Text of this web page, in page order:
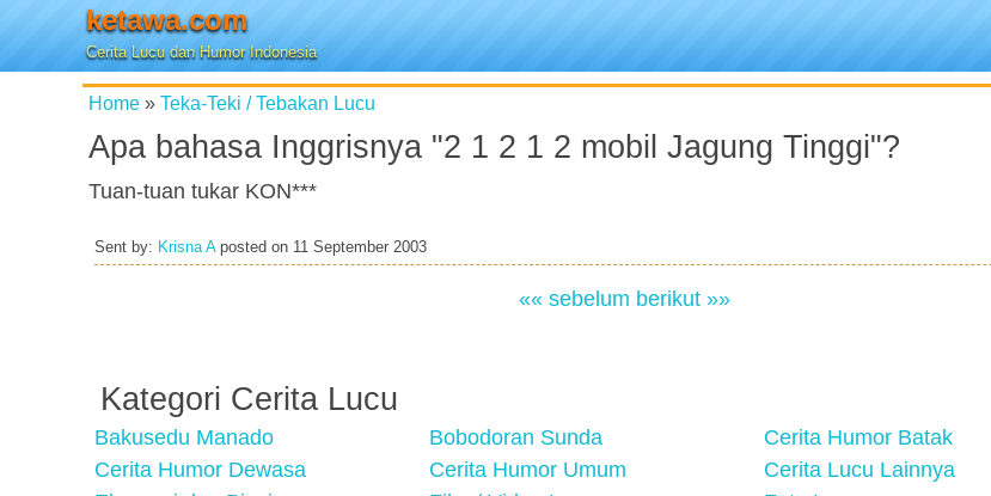
ketawa.com
Cerita Lucu dan Humor Indonesia
Home » Teka-Teki / Tebakan Lucu
Apa bahasa Inggrisnya "2 1 2 1 2 mobil Jagung Tinggi"?
Tuan-tuan tukar KON***
Sent by: Krisna Aposted on 11 September 2003
«« sebelum berikut »»
Kategori Cerita Lucu
Bakusedu Manado Bobodoran Sunda Cerita Humor Batak
Cerita Humor Dewasa
Cerita Humor Umum Cerita Lucu Lainnya